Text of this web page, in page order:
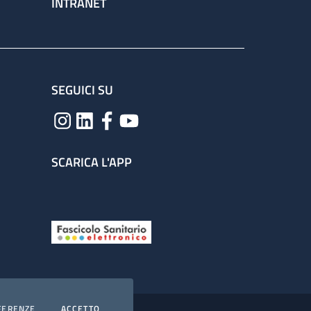
COOKIES I COOKIES
SEGUICI SU
SCARICA L'APP